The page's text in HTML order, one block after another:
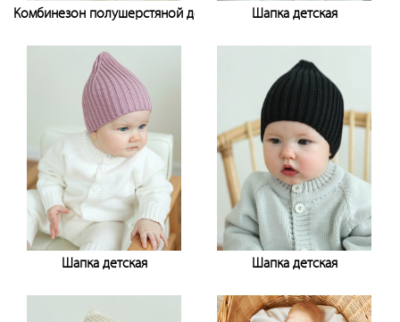
Комбинезон полушерстяной детский
Шапка детская
Шапка детская
Шапка детская